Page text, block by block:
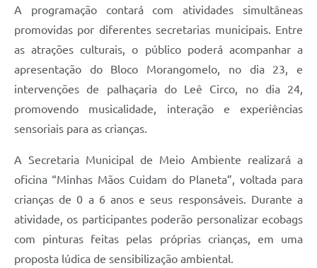
A programação contará com atividades simultâneas
promovidas por diferentes secretarias municipais. Entre
as atrações culturais, o público poderá acompanhar a
apresentação do Bloco Morangomelo, no dia 23, e
intervenções de palhaçaria do Leê Circo, no dia 24,
promovendo musicalidade, interação e experiências
sensoriais para as crianças.
A Secretaria Municipal de Meio Ambiente realizará a
oficina “Minhas Mãos Cuidam do Planeta”, voltada para
crianças de 0 a 6 anos e seus responsáveis. Durante a
atividade, os participantes poderão personalizar ecobags
com pinturas feitas pelas próprias crianças, em uma
proposta lúdica de sensibilização ambiental.